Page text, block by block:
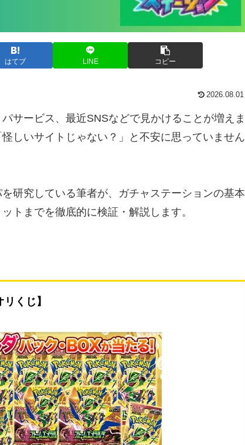
はてブ LINE コピー
2026.08.01
サービス、最近SNSなどで見かけることが増えま
しいサイトじゃない？」と不安に思っていません
研究している筆者が、ガチャステーションの基本
トまでを徹底的に検証・解説します。
リくじ】